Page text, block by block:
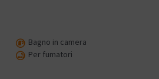
Bagno in camera
Per fumatori